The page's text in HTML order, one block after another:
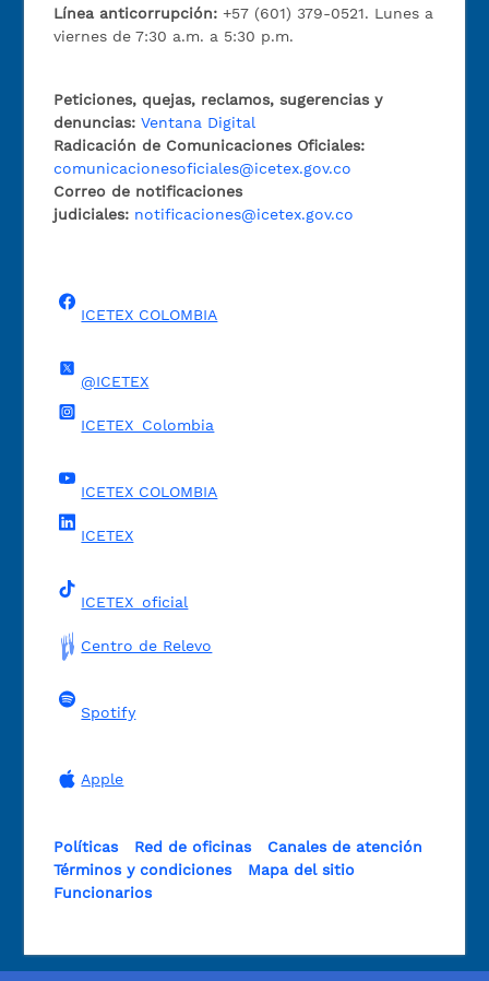
Línea anticorrupción:+57 (601) 379-0521. Lunes a
viernes de 7:30 a.m. a 5:30 p.m.
Peticiones, quejas, reclamos, sugerencias y
denuncias: Ventana Digital
Radicación de Comunicaciones Oficiales:
comunicacionesoficiales@icetex.gov.co
Correo de notificaciones
judiciales: notificaciones@icetex.gov.co
ICETEX COLOMBIA
@ICETEX
ICETEX_Colombia
ICETEX COLOMBIA
ICETEX
ICETEX_oficial
Centro de Relevo
Spotify
Apple
Políticas Red de oficinas
Canales de atención
Términos y condiciones
Mapa del sitio
Funcionarios